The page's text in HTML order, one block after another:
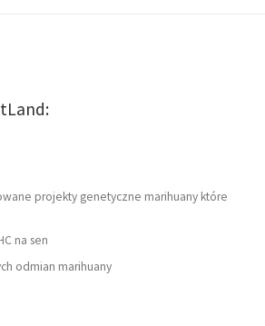
projekty genetyczne marihuany które
na sen
odmian marihuany